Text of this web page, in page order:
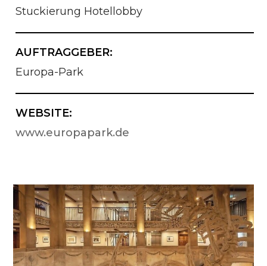
Stuckierung Hotellobby
AUFTRAGGEBER:
Europa-Park
WEBSITE:
www.europapark.de